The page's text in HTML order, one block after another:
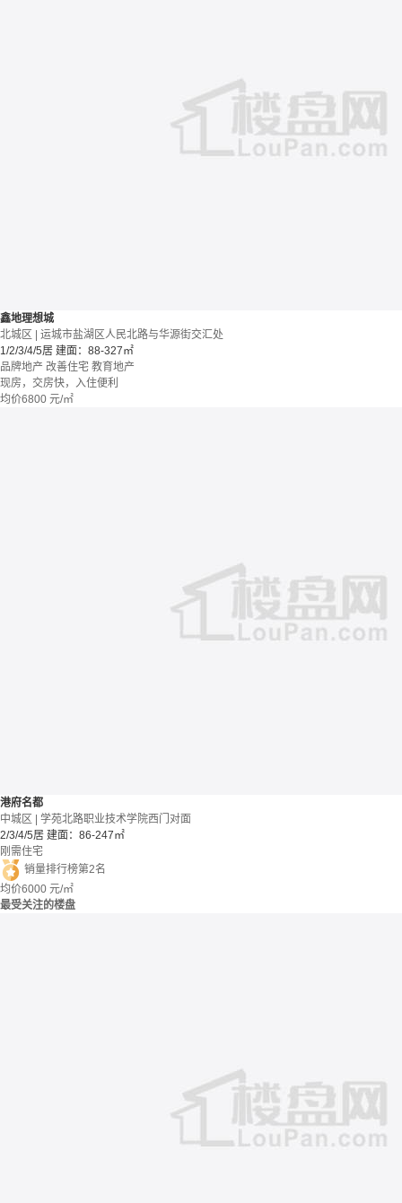
鑫地理想城
北城区 | 运城市盐湖区人民北路与华源街交汇处
1/2/3/4/5居 建面：88-327㎡
品牌地产 改善住宅 教育地产
现房，交房快，入住便利
均价6800 元/㎡
港府名都
中城区 | 学苑北路职业技术学院西门对面
2/3/4/5居 建面：86-247㎡
刚需住宅
销量排行榜第2名
均价6000 元/㎡
最受关注的楼盘